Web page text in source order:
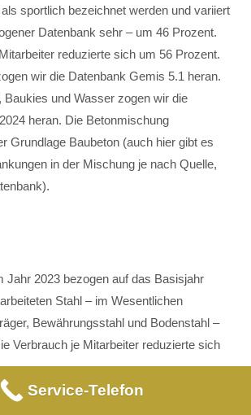
sportlich bezeichnet werden und variiert
Datenbank sehr – um 46 Prozent.
reduzierte sich um 56 Prozent.
wir die Datenbank Gemis 5.1 heran.
Baukies und Wasser zogen wir die
heran. Die Betonmischung
Grundlage Baubeton (auch hier gibt es
in der Mischung je nach Quelle,
Jahr 2023 bezogen auf das Basisjahr
Stahl – im Wesentlichen
Bewährungsstahl und Bodenstahl –
Verbrauch je Mitarbeiter reduzierte sich
Service-Telefon